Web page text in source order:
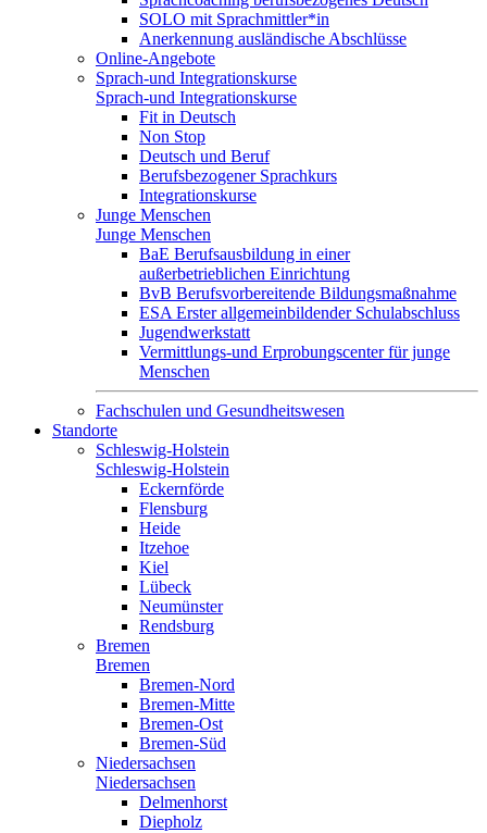
SOLO mit Sprachmittler*in
Anerkennung ausländische Abschlüsse
Online-Angebote
Sprach-und Integrationskurse
Sprach-und Integrationskurse
Fit in Deutsch
Non Stop
Deutsch und Beruf
Berufsbezogener Sprachkurs
Integrationskurse
Junge Menschen
Junge Menschen
BaE Berufsausbildung in einer
außerbetrieblichen Einrichtung
BvB Berufsvorbereitende Bildungsmaßnahme
ESA Erster allgemeinbildender Schulabschluss
Jugendwerkstatt
Vermittlungs-und Erprobungscenter für junge
Menschen
Fachschulen und Gesundheitswesen
Standorte
Schleswig-Holstein
Schleswig-Holstein
Eckernförde
Flensburg
Heide
Itzehoe
Kiel
Lübeck
Neumünster
Rendsburg
Bremen
Bremen
Bremen-Nord
Bremen-Mitte
Bremen-Ost
Bremen-Süd
Niedersachsen
Niedersachsen
Delmenhorst
Diepholz